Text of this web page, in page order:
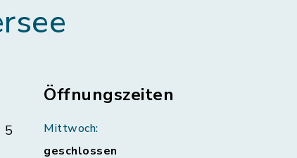
5
Öffnungszeiten
Mittwoch:
geschlossen